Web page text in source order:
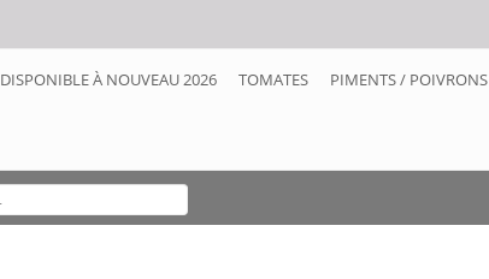
DISPONIBLE À NOUVEAU 2026 TOMATES PIMENTS / POIVRONS